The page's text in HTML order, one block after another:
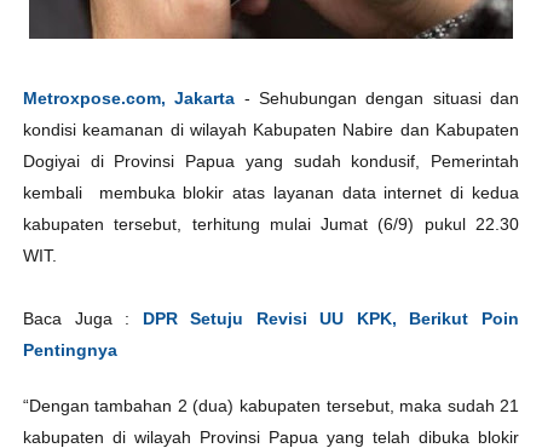
Metroxpose.com, Jakarta - Sehubungan dengan situasi dan
kondisi keamanan di wilayah Kabupaten Nabire dan Kabupaten
Dogiyai di Provinsi Papua yang sudah kondusif, Pemerintah
kembali membuka blokir atas layanan data internet di kedua
kabupaten tersebut, terhitung mulai Jumat (6/9) pukul 22.30
WIT.
Baca Juga : DPR Setuju Revisi UU KPK, Berikut Poin
Pentingnya
“Dengan tambahan 2 (dua) kabupaten tersebut, maka sudah 21
kabupaten di wilayah Provinsi Papua yang telah dibuka blokir